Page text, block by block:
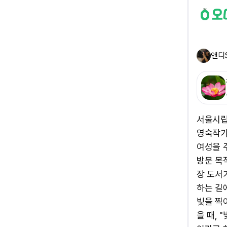
앤디
서울시
영숙작
여성을
방문 목
장 도서
하는 길
빛을 찍
을 때, "